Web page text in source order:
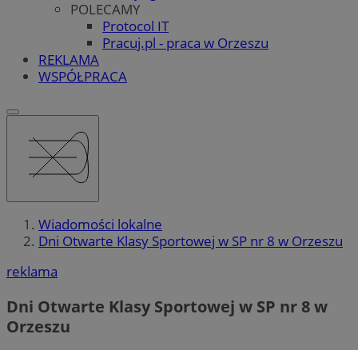
POLECAMY
Protocol IT
Pracuj.pl - praca w Orzeszu
REKLAMA
WSPÓŁPRACA
Wiadomości lokalne
Dni Otwarte Klasy Sportowej w SP nr 8 w Orzeszu
reklama
Dni Otwarte Klasy Sportowej w SP nr 8 w
Orzeszu